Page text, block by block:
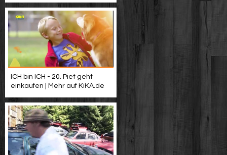
ICH bin ICH - 20. Piet geht
einkaufen | Mehr auf KiKA.de